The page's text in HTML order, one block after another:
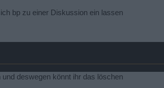
bp zu einer Diskussion ein lassen
deswegen könnt ihr das löschen